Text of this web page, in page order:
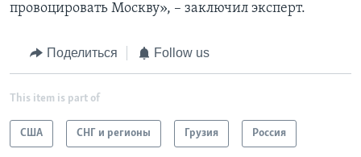
провоцировать Москву», – заключил эксперт.
Поделиться Follow us
This item is part of
США СНГ и регионы Грузия Россия